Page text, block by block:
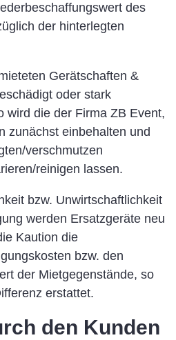
des
der hinterlegten
Gerätschaften &
oder stark
wird die der Firma ZB Event,
zunächst einbehalten und
verschmutzen
reinigen lassen.
bzw. Unwirtschaftlichkeit
werden Ersatzgeräte neu
Kaution die
bzw. den
der Mietgegenstände, so
erstattet.
den Kunden